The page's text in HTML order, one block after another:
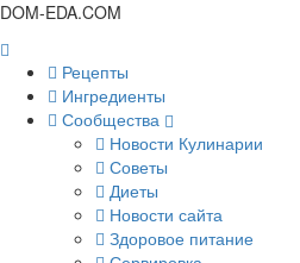
DOM-EDA.COM
Рецепты
Ингредиенты
Сообщества
Новости Кулинарии
Советы
Диеты
Новости сайта
Здоровое питание